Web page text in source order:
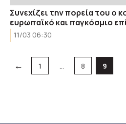
Συνεχίζει την πορεία του ο
ευρωπαϊκό και παγκόσμιο
11/03 06:30
← Σελίδα
1 … Σελίδα
8 Σελίδα
9